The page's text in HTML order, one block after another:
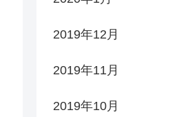
2019年12月
2019年11月
2019年10月